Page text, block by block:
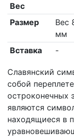
Вес
Размер
Вес
мм
Вставка
-
Славянский
собой
остроконечных
являются
находящиеся в